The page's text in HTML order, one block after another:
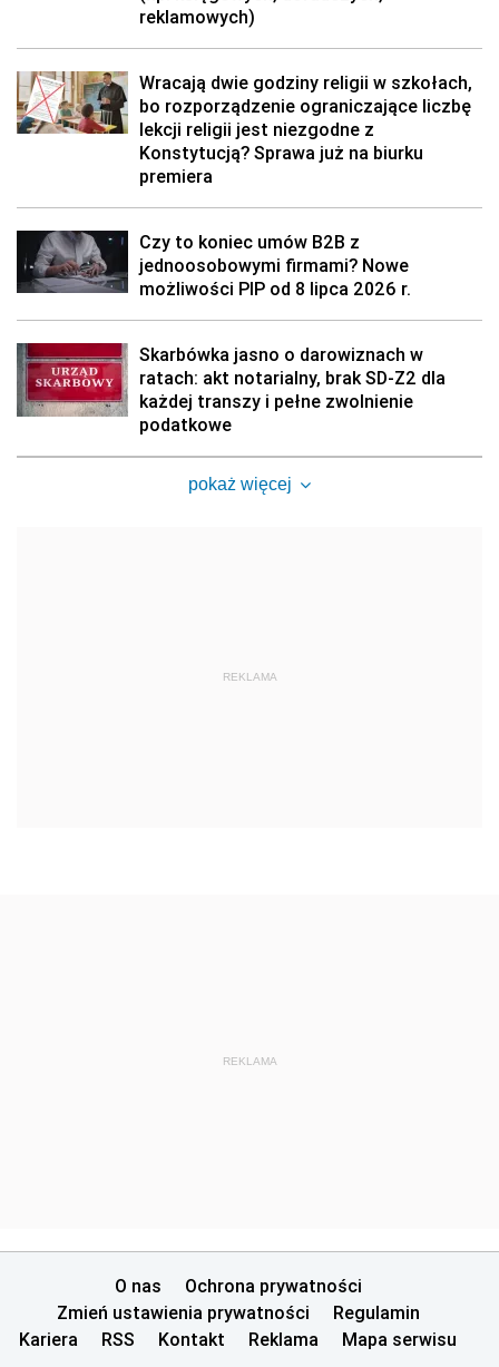
reklamowych)
Wracają dwie godziny religii w szkołach,
bo rozporządzenie ograniczające liczbę
lekcji religii jest niezgodne z
Konstytucją? Sprawa już na biurku
premiera
Czy to koniec umów B2B z
jednoosobowymi firmami? Nowe
możliwości PIP od 8 lipca 2026 r.
Skarbówka jasno o darowiznach w
ratach: akt notarialny, brak SD-Z2 dla
każdej transzy i pełne zwolnienie
podatkowe
pokaż więcej
REKLAMA
REKLAMA
O nas
Ochrona prywatności
Zmień ustawienia prywatności
Regulamin
Kariera
RSS Kontakt Reklama Mapa serwisu